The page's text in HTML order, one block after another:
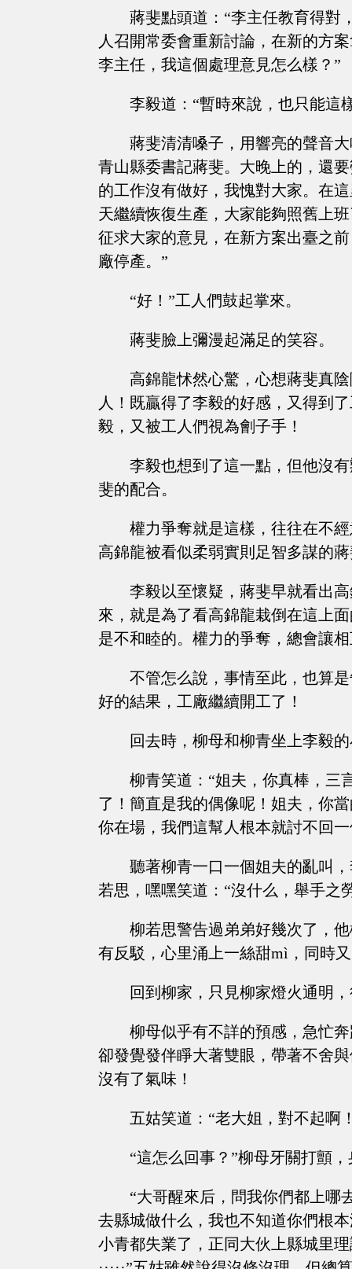
蔣斐點頭道：“李主任教育得對
人召開常委會重新討論，在新的方
李主任，我這個處理意見怎么樣？”
李毅道：“暫時來說，也只能這
蔣斐清清嗓子，用響亮的聲音
青山縣委書記蔣斐。大晚上的，還
的工作沒有做好，我愧對大家。在
天繼續恢復生產，大家能夠照舊上
征求大家的意見，在新方案出臺之
廠停產。”
“好！”工人們鼓起掌來。
蔣斐臉上彌漫起滿足的笑容。
高錦龍怵然心驚，心想蔣斐真
人！既贏得了李毅的好感，又得到
毅，又被工人們視為劊子手！
李毅也想到了這一點，但他沒
斐的配合。
權力爭奪就是這樣，往往在不
高錦龍被看似柔弱實則足智多謀的
李毅以至懷疑，蔣斐早就看出
來，就是為了看高錦龍栽倒在這上
是不和睦的。權力的爭奪，總會讓
不管怎么說，事情至此，也算
好的結果，工廠繼續開工了！
回去時，柳母和柳青坐上李毅
柳青笑道：“姐夫，你真棒，三
了！簡直是我的偶像呢！姐夫，你
你在場，我們這幫人根本就討不回
聽著柳青一口一個姐夫的亂叫
若思，嘿嘿笑道：“沒什么，舉手之
柳若思警告過弟弟好幾次了，
有反駁，心里涌上一絲甜mì，同時
回到柳家，只見柳家燈火通明
柳母似乎有不詳的預感，急忙
卻發覺發伴睜大著雙眼，帶著不舍
沒有了氣味！
五姑笑道：“老大姐，對不起啊
“這怎么回事？”柳母牙關打顫
“大哥醒來后，問我你們都上哪
去縣城做什么，我也不知道你們根
小青都失業了，正同大伙上縣城里